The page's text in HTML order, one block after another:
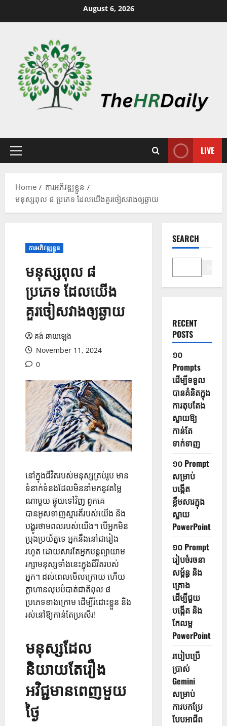
August 6, 2026
LIVE
Home
ការអភិវឌ្ឍខ្លួន
មនុស្សពុល ៨ ប្រភេទ ដែលយើងគួរចៀសវាងឲ្យឆ្ងាយ
ការអភិវឌ្ឍខ្លួន
មនុស្សពុល ៨
ប្រភេទ ដែលយើង
គួរចៀសវាងឲ្យឆ្ងាយ
គង់ ឆាយឡេង
November 11, 2024
0
នៅក្នុងជីវិតរបស់មនុស្សគ្រប់រូប មាន
ទំនាក់ទំនងដែលមិននាំមកនូវតម្លៃ
ណាមួយ ផ្ទុយទៅវិញ ពួកគេ
បានអូសទាញស្មារតីរបស់យើង និង
បង្ហូរថាមពលរបស់យើង។ បើ​អ្នក​មិន​
ប្រុង​ប្រយ័ត្ន​ទេ អ្នក​នឹង​នៅ​ជា​រៀង​
រហូត ដោយ​សារ​តែ​អ្នក​បន្ត​ព្យាយាម​
រក្សា​មនុស្ស​ទាំង​នេះ​ក្នុង​ជីវិត​របស់​
អ្នក។ ដល់​ពេល​មើល​ក្រោយ​ ហើយ​
ក្លាហាន​លុប​បំបាត់​ជាតិពុល ​៨ ​
ប្រភេទ​ខាងក្រោម ​ដើម្បី​រំដោះខ្លួន និង​
រស់នៅ​ឱ្យ​កាន់តែ​ប្រសើរ​!
មនុស្សដែល
និយាយតែរឿង
អវិជ្ជមានពេញមួយ
ថ្ងៃ
SEARCH
RECENT
POSTS
១០
Prompts
ដើម្បីទទួល
បានគំនិតក្នុង
ការតុបតែង
ស្លាយឱ្យ
កាន់តែ
ទាក់ទាញ
១០ Prompt
សម្រាប់
បង្កើត
ខ្លឹមសារក្នុង
ស្លាយ
PowerPoint
១០ Prompt
រៀបចំរចនា
សម្ព័ន្ធ និង
គ្រោង
ដើម្បីជួយ
បង្កើត និង
កែលម្អ
PowerPoint
របៀបប្រើ
ប្រាស់
Gemini
សម្រាប់
ការបកប្រែ
បែបអាជីព